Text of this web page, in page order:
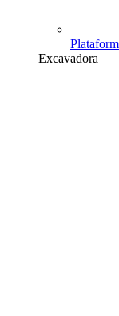
Excavadora